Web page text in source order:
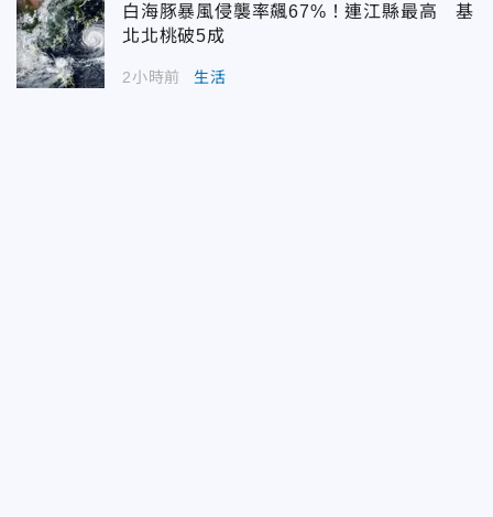
白海豚暴風侵襲率飆67%！連江縣最高 基
北北桃破5成
2小時前 生活